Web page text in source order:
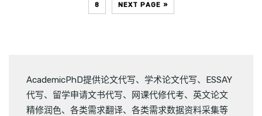
8 NEXT PAGE »
AcademicPhD提供论文代写、 学术论文代写、 ESSAY
代写、 留学申请文书代写、 网课代修代考、 英文论文
精修润色、 各类需求翻译、 各类需求数据资料采集等